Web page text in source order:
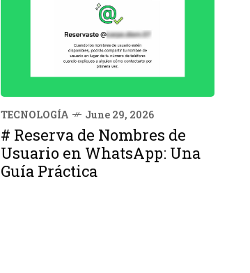
TECNOLOGÍA June 29, 2026
# Reserva de Nombres de
Usuario en WhatsApp: Una
Guía Práctica